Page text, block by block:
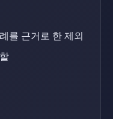
를 근거로 한 제외